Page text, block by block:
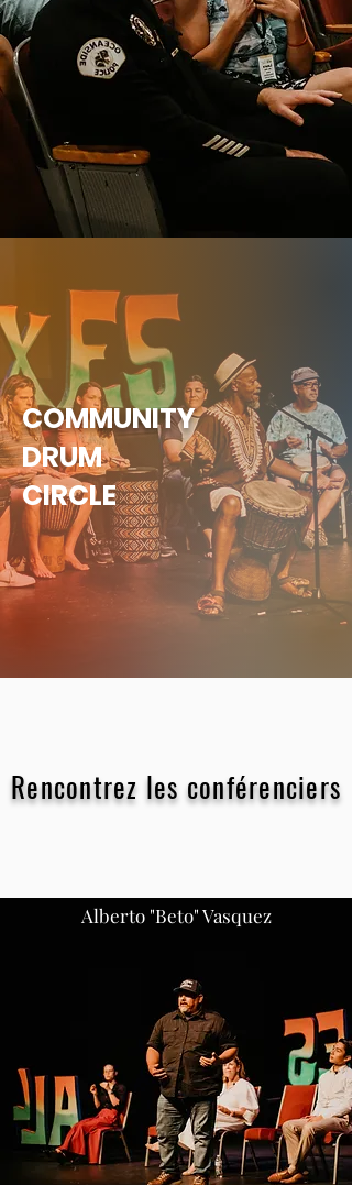
COMMUNITY
DRUM
CIRCLE
Rencontrez les conférenciers
Alberto "Beto" Vasquez